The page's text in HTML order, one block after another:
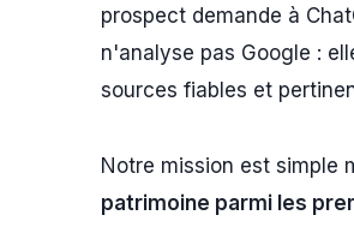
prospect demande à
n'analyse pas Google :
sources fiables et
Notre mission est simple
patrimoine parmi les